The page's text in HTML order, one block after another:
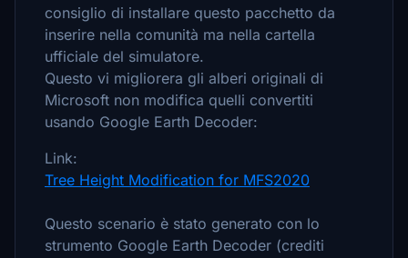
consiglio di installare questo pacchetto da
inserire nella comunità ma nella cartella
ufficiale del simulatore.
Questo vi migliorera gli alberi originali di
Microsoft non modifica quelli convertiti
usando Google Earth Decoder:
Link:
Tree Height Modification for MFS2020
Questo scenario è stato generato con lo
strumento Google Earth Decoder (crediti